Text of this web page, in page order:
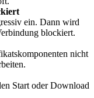
ein. Dann wird
blockiert.
nicht
Start oder Download